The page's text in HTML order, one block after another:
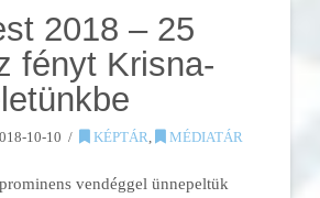
2018 – 25
fényt Krisna-
10-10 KÉPTÁR, MÉDIATÁR
vendéggel ünnepeltük